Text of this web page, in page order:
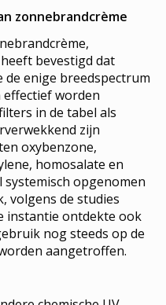
zonnebrandcrème
bevestigd dat
enige breedspectrum
effectief worden
in de tabel als
zijn
oxybenzone,
homosalate en
opgenomen
volgens de studies
instantie ontdekte ook
nog steeds op de
aangetroffen.